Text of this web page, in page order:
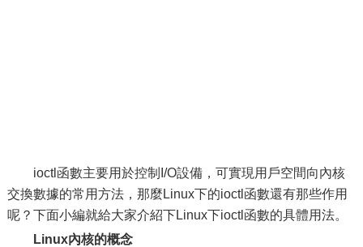
ioctl函數主要用於控制I/O設備，可實現用戶空間向內核
交換數據的常用方法，那麼Linux下的ioctl函數還有那些作用
呢？下面小編就給大家介紹下Linux下ioctl函數的具體用法。
Linux內核的概念